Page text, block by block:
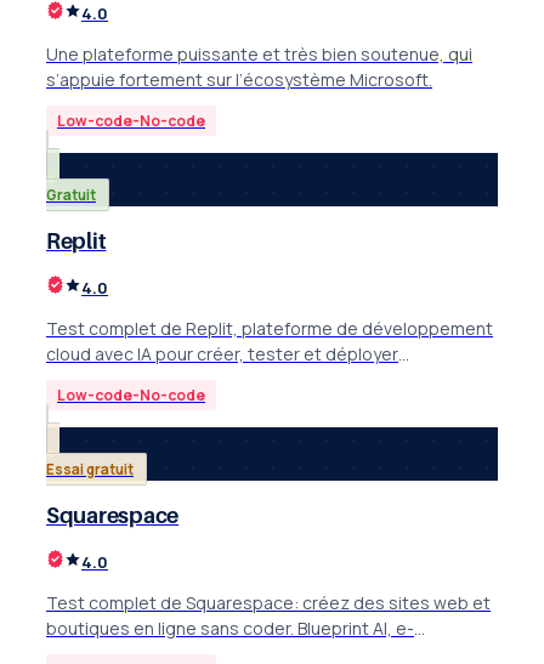
4.0
Une plateforme puissante et très bien soutenue, qui
s’appuie fortement sur l’écosystème Microsoft.
Low-code-No-code
Gratuit
Replit
4.0
Test complet de Replit, plateforme de développement
cloud avec IA pour créer, tester et déployer
Low-code-No-code
Essai gratuit
Squarespace
4.0
Test complet de Squarespace: créez des sites web et
boutiques en ligne sans coder. Blueprint AI, e-